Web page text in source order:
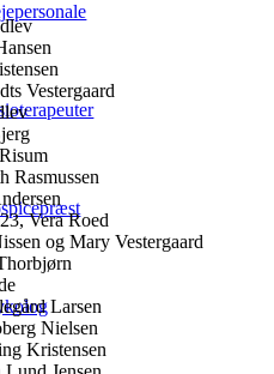
Vestergaard
Rasmussen
Vera Roed
og Mary Vestergaard
Larsen
Nielsen
Kristensen